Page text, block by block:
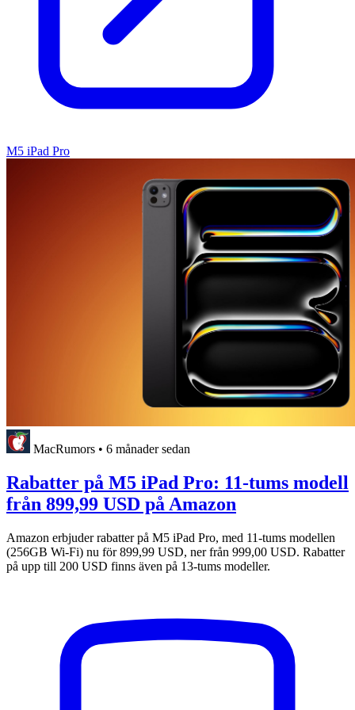
M5 iPad Pro
MacRumors • 6 månader sedan
Rabatter på M5 iPad Pro: 11-tums modell
från 899,99 USD på Amazon
Amazon erbjuder rabatter på M5 iPad Pro, med 11-tums modellen
(256GB Wi-Fi) nu för 899,99 USD, ner från 999,00 USD. Rabatter
på upp till 200 USD finns även på 13-tums modeller.